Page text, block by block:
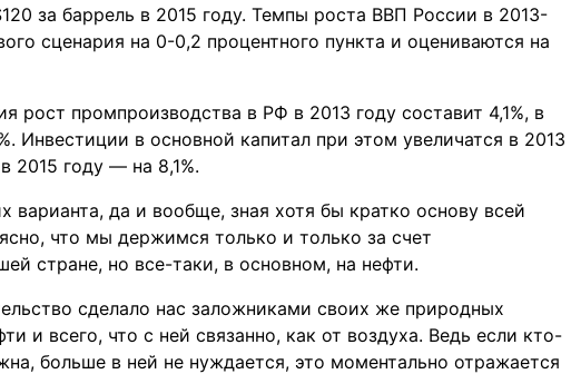
за баррель в 2015 году. Темпы роста ВВП России в 2013-
сценария на 0-0,2 процентного пункта и оцениваются на
рост промпроизводства в РФ в 2013 году составит 4,1%, в
Инвестиции в основной капитал при этом увеличатся в 2013
2015 году — на 8,1%.
варианта, да и вообще, зная хотя бы кратко основу всей
что мы держимся только и только за счет
стране, но все-таки, в основном, на нефти.
сделало нас заложниками своих же природных
и всего, что с ней связанно, как от воздуха. Ведь если кто-
больше в ней не нуждается, это моментально отражается